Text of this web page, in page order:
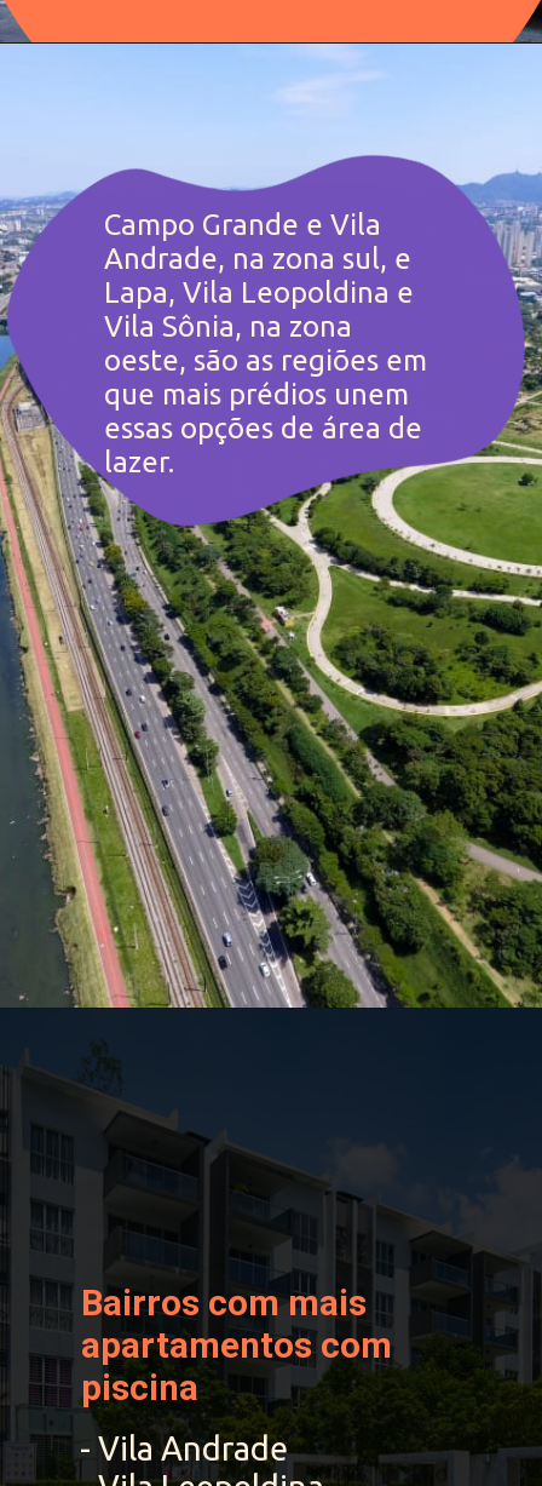
Campo Grande e Vila
Andrade, na zona sul, e
Lapa, Vila Leopoldina e
Vila Sônia, na zona
oeste, são as regiões em
que mais prédios unem
essas opções de área de
lazer.
- Vila Andrade
Bairros com mais
apartamentos com
piscina